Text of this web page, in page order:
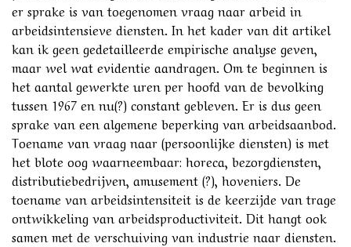
er sprake is van toegenomen vraag naar arbeid in
arbeidsintensieve diensten. In het kader van dit artikel
kan ik geen gedetailleerde empirische analyse geven,
maar wel wat evidentie aandragen. Om te beginnen is
het aantal gewerkte uren per hoofd van de bevolking
tussen 1967 en nu(?) constant gebleven. Er is dus geen
sprake van een algemene beperking van arbeidsaanbod.
Toename van vraag naar (persoonlijke diensten) is met
het blote oog waarneembaar: horeca, bezorgdiensten,
distributiebedrijven, amusement (?), hoveniers. De
toename van arbeidsintensiteit is de keerzijde van trage
ontwikkeling van arbeidsproductiviteit. Dit hangt ook
samen met de verschuiving van industrie naar diensten.